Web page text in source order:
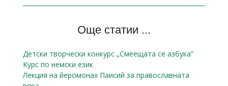
Още статии ...
Детски творчески конкурс „Смеещата се азбука“
Курс по немски език
Лекция на йеромонах Паисий за православната